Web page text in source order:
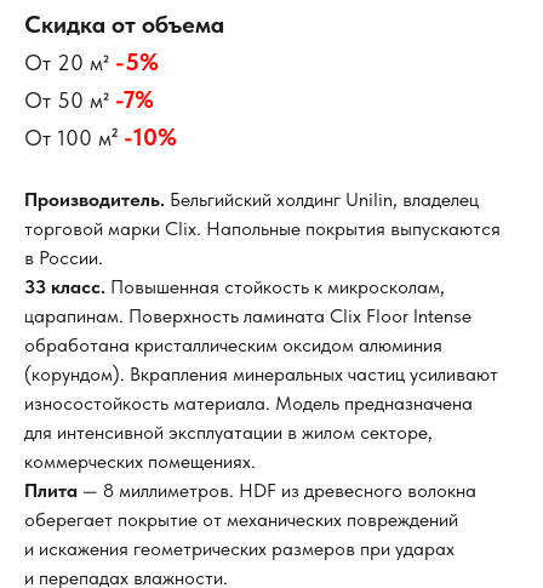
Скидка от объема
От 20 м² -5%
От 50 м² -7%
От 100 м² -10%
Производитель. Бельгийский холдинг Unilin, владелец
торговой марки Сlix. Напольные покрытия выпускаются
в России.
33 класс. Повышенная стойкость к микросколам,
царапинам. Поверхность ламината Clix Floor Intense
обработана кристаллическим оксидом алюминия
(корундом). Вкрапления минеральных частиц усиливают
износостойкость материала. Модель предназначена
для интенсивной эксплуатации в жилом секторе,
коммерческих помещениях.
Плита — 8 миллиметров. HDF из древесного волокна
оберегает покрытие от механических повреждений
и искажения геометрических размеров при ударах
и перепадах влажности.